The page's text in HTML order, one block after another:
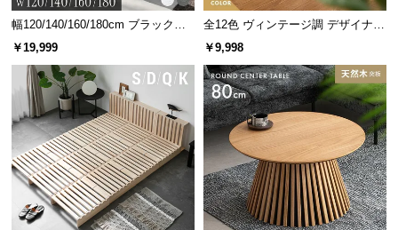
幅120/140/160/180cm ブラックフ
レーム ダイニング 大理石調 4人掛
￥19,999
全12色 ヴィンテージ調 デザイナー
ズシェルチェア
￥9,998